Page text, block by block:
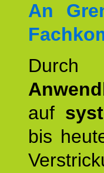
An
auf
bis